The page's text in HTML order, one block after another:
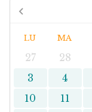
LU MA
27 28
3
4
10
11